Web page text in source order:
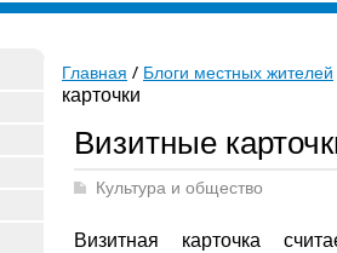
Главная Блоги местных жителей
карточки
Визитные
Культура и общество
Визитная карточка